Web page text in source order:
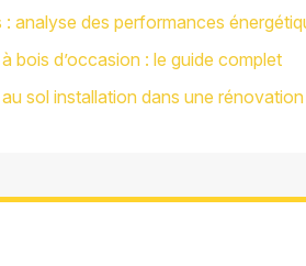
analyse des performances
bois d’occasion : le guide complet
sol installation dans une rénovation